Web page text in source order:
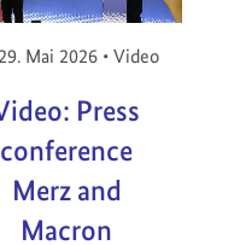
Veröffentlicht am:
29. Mai 2026 • Video
Press
conference
Merz and
Macron